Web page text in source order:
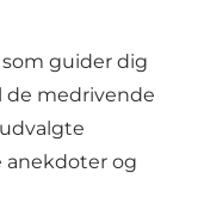
guider dig
de medrivende
anekdoter og